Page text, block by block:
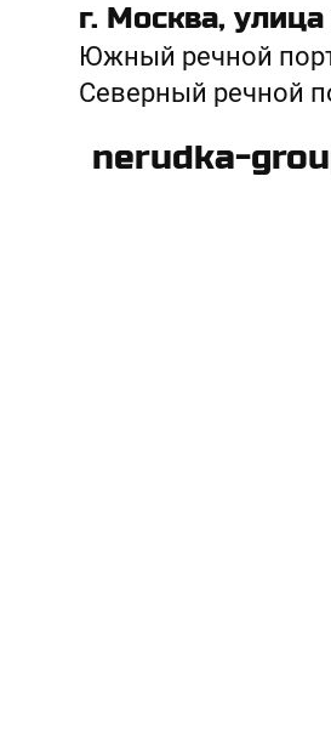
г. Москва,
Южный речной
Северный речной
nerudka-